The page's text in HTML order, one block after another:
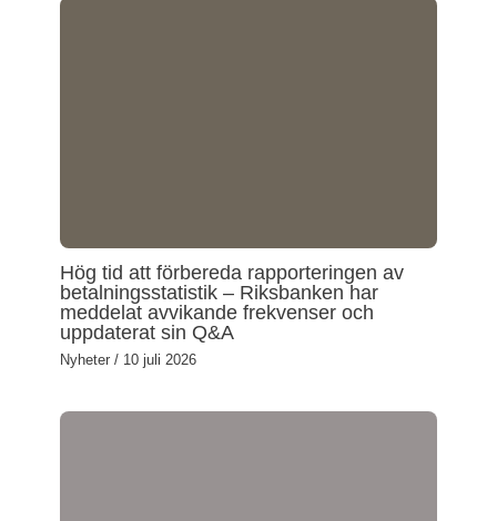
Hög tid att förbereda rapporteringen av
betalningsstatistik – Riksbanken har
meddelat avvikande frekvenser och
uppdaterat sin Q&A
Nyheter / 10 juli 2026